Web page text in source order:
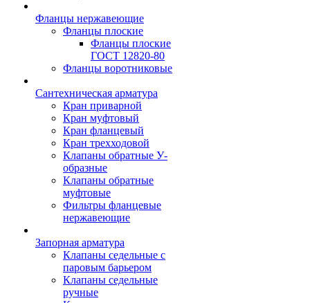
Фланцы нержавеющие
Фланцы плоские
Фланцы плоские
ГОСТ 12820-80
Фланцы воротниковые
Сантехническая арматура
Кран приварной
Кран муфтовый
Кран фланцевый
Кран трехходовой
Клапаны обратные У-
образные
Клапаны обратные
муфтовые
Фильтры фланцевые
нержавеющие
Запорная арматура
Клапаны седельные с
паровым барьером
Клапаны седельные
ручные